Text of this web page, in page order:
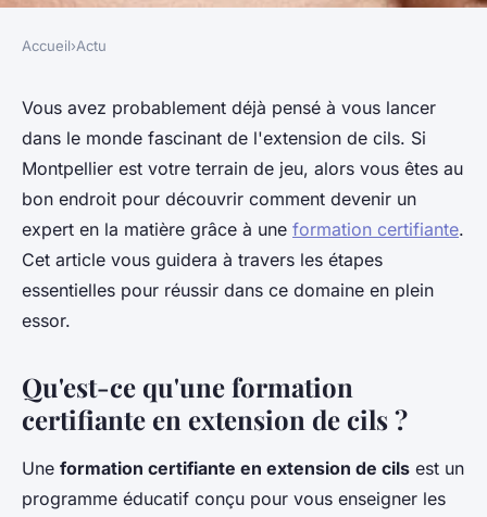
Devenez expert en extension
de cils à montpellier :
formation certifiante
Baptiste•23 janvier 2025•7 min de lecture
Accueil›Actu
Vous avez probablement déjà pensé à vous lancer
dans le monde fascinant de l'extension de cils. Si
Montpellier est votre terrain de jeu, alors vous êtes au
bon endroit pour découvrir comment devenir un
expert en la matière grâce à une formation certifiante.
Cet article vous guidera à travers les étapes
essentielles pour réussir dans ce domaine en plein
essor.
Qu'est-ce qu'une formation
certifiante en extension de cils ?
Une formation certifiante en extension de cils est un
programme éducatif conçu pour vous enseigner les